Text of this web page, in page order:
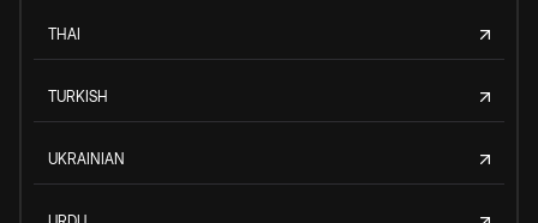
THAI
TURKISH
UKRAINIAN